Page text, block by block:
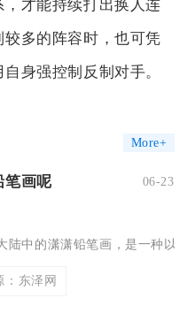
才能持续打出换人连
多的阵容时，也可凭
身强控制反制对手。
More+
笔画呢 06-23
陆中的潇潇铅笔画，是一种以
：东泽网